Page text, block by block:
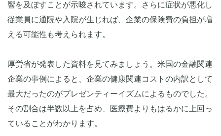
響を及ぼすことが示唆されています。さらに症状が悪化し
従業員に通院や入院が生じれば、企業の保険費の負担が増
える可能性も考えられます。
厚労省が発表した資料を見てみましょう。米国の金融関連
企業の事例によると、企業の健康関連コストの内訳として
最大だったのがプレゼンティーイズムによるものでした。
その割合は半数以上を占め、医療費よりもはるかに上回っ
ていることがわかります。